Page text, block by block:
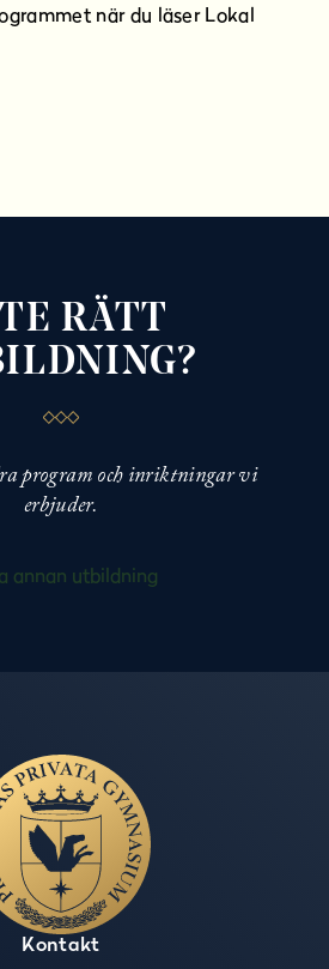
när du läser Lokal
RÄTT
program och inriktningar vi
erbjuder.
annan utbildning
Kontakt